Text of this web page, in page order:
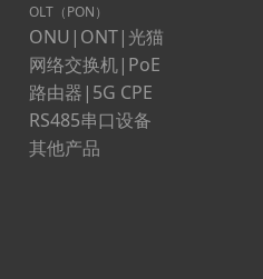
OLT（PON）
ONU|ONT|光猫
网络交换机|PoE
路由器|5G CPE
RS485串口设备
其他产品